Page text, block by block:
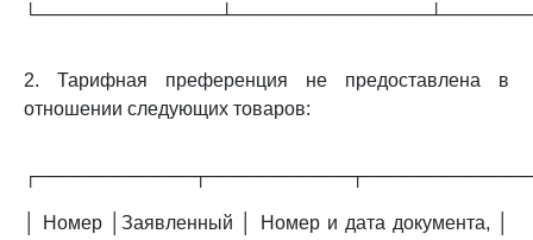
2. Тарифная преференция не предоставлена в
отношении следующих товаров:
│ Номер │Заявленный │ Номер и дата документа, │